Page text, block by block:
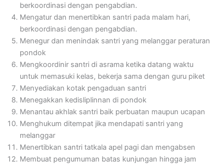
berkoordinasi dengan pengabdian.
Mengatur dan menertibkan santri pada malam hari,
berkoordinasi dengan pengabdian.
Menegur dan menindak santri yang melanggar peraturan
pondok
Mengkoordinir santri di asrama ketika datang waktu
untuk memasuki kelas, bekerja sama dengan guru piket
Menyediakan kotak pengaduan santri
Menegakkan kedisliplinnan di pondok
Menantau akhlak santri baik perbuatan maupun ucapan
Menghukum ditempat jika mendapati santri yang
melanggar
Menertibkan santri tatkala apel pagi dan mengabsen
Membuat pengumuman batas kunjungan hingga jam